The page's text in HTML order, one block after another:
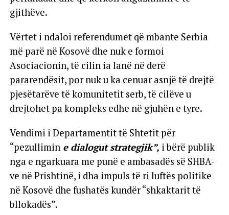
gjithëve.
Vërtet i ndaloi referendumet që mbante Serbia
më parë në Kosovë dhe nuk e formoi
Asociacionin, të cilin ia lanë në derë
pararendësit, por nuk u ka cenuar asnjë të drejtë
pjesëtarëve të komunitetit serb, të cilëve u
drejtohet pa kompleks edhe në gjuhën e tyre.
Vendimi i Departamentit të Shtetit për
“pezullimin e dialogut strategjik”, i bërë publik
nga e ngarkuara me punë e ambasadës së SHBA-
ve në Prishtinë, i dha impuls të ri luftës politike
në Kosovë dhe fushatës kundër “shkaktarit të
bllokadës”.